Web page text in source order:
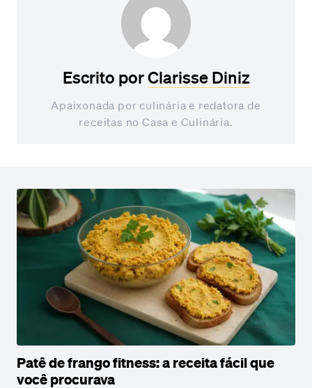
Escrito porClarisse Diniz
Apaixonada por culinária e redatora de
receitas no Casa e Culinária.
Patê de frango fitness: a receita fácil que
você procurava